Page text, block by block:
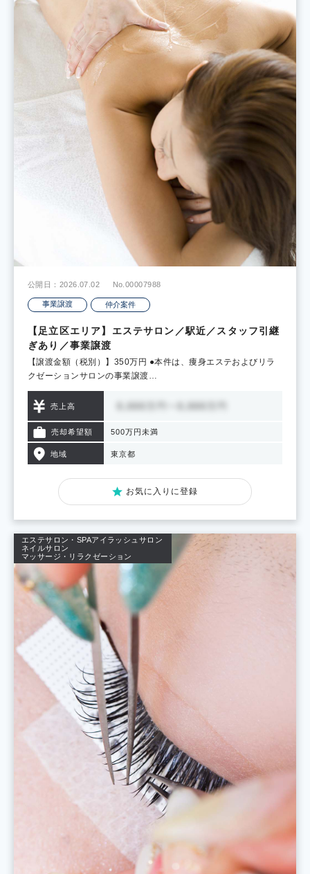
公開日：2026.07.02 No.00007988
事業譲渡 仲介案件
【足立区エリア】エステサロン／駅近／スタッフ引継
ぎあり／事業譲渡
【譲渡金額（税別）】350万円 ●本件は、痩身エステおよびリラ
クゼーションサロンの事業譲渡…
売上高
売却希望額 500万円未満
地域 東京都
お気に入りに登録
エステサロン・SPAアイラッシュサロン
ネイルサロン
マッサージ・リラクゼーション